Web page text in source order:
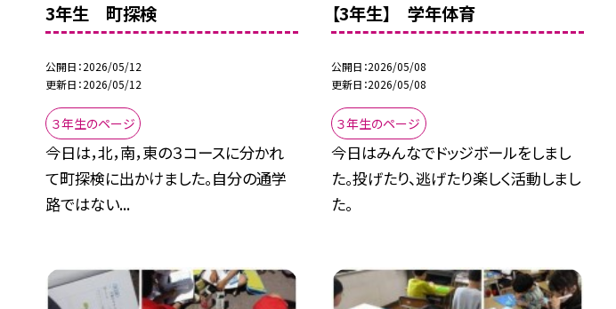
3年生 町探検
公開日 2026/05/12
更新日 2026/05/12
３年生のページ
今日は，北，南，東の３コースに分かれ
て町探検に出かけました。自分の通学
路ではない...
【3年生】 学年体育
公開日 2026/05/08
更新日 2026/05/08
３年生のページ
今日はみんなでドッジボールをしまし
た。投げたり、逃げたり楽しく活動しまし
た。